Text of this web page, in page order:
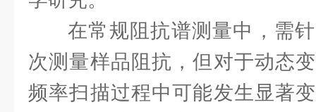
在常规阻抗谱测量中，需
次测量样品阻抗，但对于动态
频率扫描过程中可能发生显著